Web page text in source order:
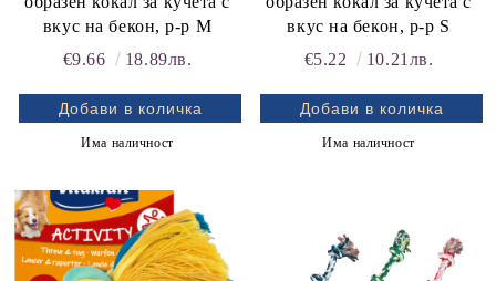
вкус на бекон, р-р M
€9.66
18.89лв.
Има наличност
вкус на бекон, р-р S
€5.22
10.21лв.
Има наличност